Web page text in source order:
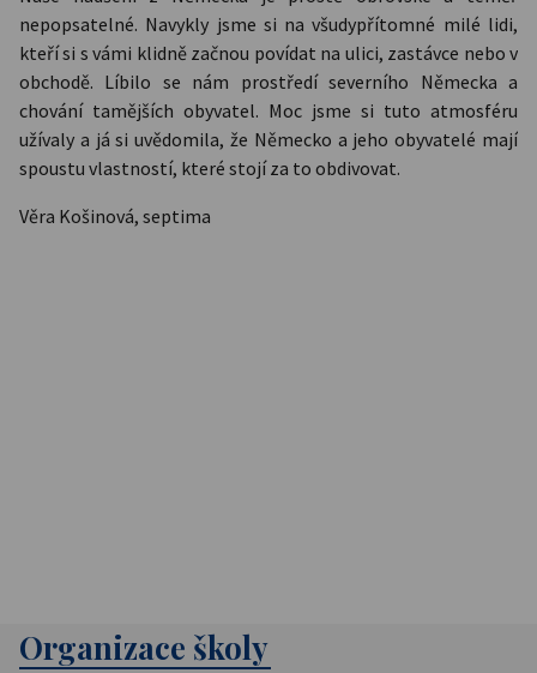
nepopsatelné. Navykly jsme si na všudypřítomné milé lidi,
kteří si s vámi klidně začnou povídat na ulici, zastávce nebo v
obchodě. Líbilo se nám prostředí severního Německa a
chování tamějších obyvatel. Moc jsme si tuto atmosféru
užívaly a já si uvědomila, že Německo a jeho obyvatelé mají
spoustu vlastností, které stojí za to obdivovat.
Věra Košinová, septima
Organizace školy